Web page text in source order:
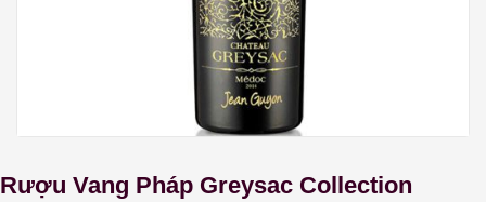
Rượu Vang Pháp Greysac Collection